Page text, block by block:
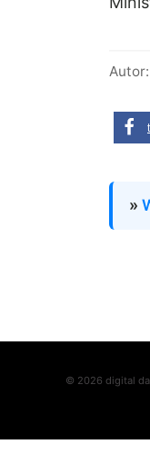
Autor:
»
© 2026 digital